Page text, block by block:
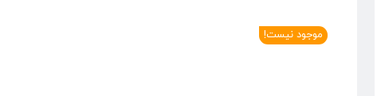
موجود نیست!